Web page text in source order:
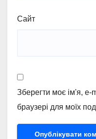
Сайт
Зберегти моє ім'я, e-
браузері для моїх